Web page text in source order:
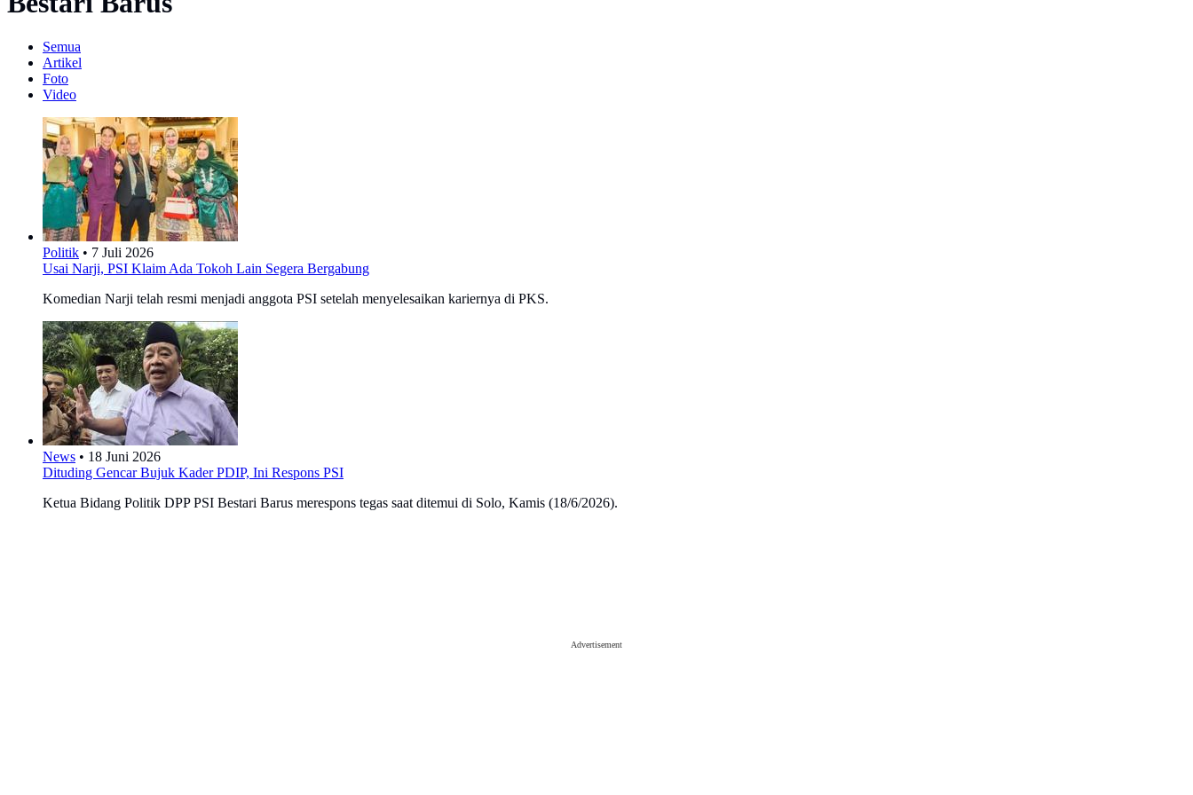
Semua
Artikel
Foto
Video
Politik • 7 Juli 2026
Usai Narji, PSI Klaim Ada Tokoh Lain Segera Bergabung
Komedian Narji telah resmi menjadi anggota PSI setelah menyelesaikan kariernya di PKS.
News • 18 Juni 2026
Dituding Gencar Bujuk Kader PDIP, Ini Respons PSI
Ketua Bidang Politik DPP PSI Bestari Barus merespons tegas saat ditemui di Solo, Kamis (18/6/2026).
Advertisement